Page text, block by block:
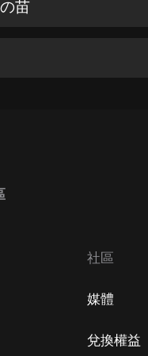
苗
社區
媒體
兌換權益